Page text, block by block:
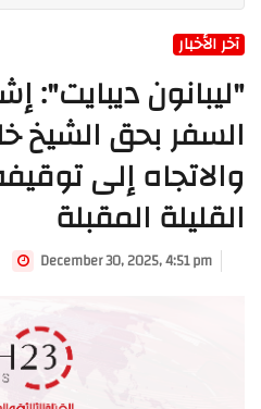
آخر الأخبار
"ليبانون ديبايت":
السفر بحق الشيخ
والاتجاه إلى
القليلة المقبلة
December 30, 2025, 4:51 pm